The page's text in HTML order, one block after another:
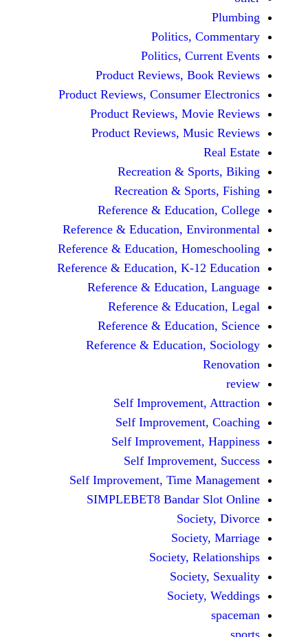
Politics,
Politics,
Product Reviews,
Product Reviews, Consumer
Product Reviews,
Product Reviews,
Recreation &
Recreation &
Reference &
Reference & Education,
Reference & Education,
Reference & Education, K-
Reference &
Reference &
Reference &
Reference &
Self
Self
Self
Self
Self Improvement, Time
SIMPLEBET8 Bandar
Society,